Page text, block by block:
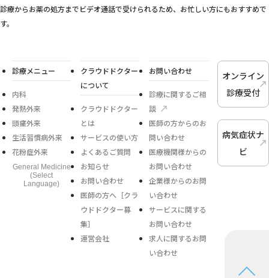
診療からお薬の処方までビデオ通話で受けられるため、お忙しい方にもおすすめで
す。
診療メニュー
内科
発熱外来
頭痛外来
生活習慣病外来
花粉症外来
General Medicine
(Select
Language)
クラウドドクター
について
クラウドドクター
とは
サービスの使い方
よくあるご質問
お知らせ
お問い合わせ
医師の方へ［クラ
ウドドクター募
集］
運営会社
お問い合わせ
診療に関するご相
談
医師の方からのお
問い合わせ
医療機関様からの
お問い合わせ
企業様からのお問
い合わせ
サービスに関する
お問い合わせ
求人に関するお問
い合わせ
オンライン
診療受付
病気症状ナ
ビ